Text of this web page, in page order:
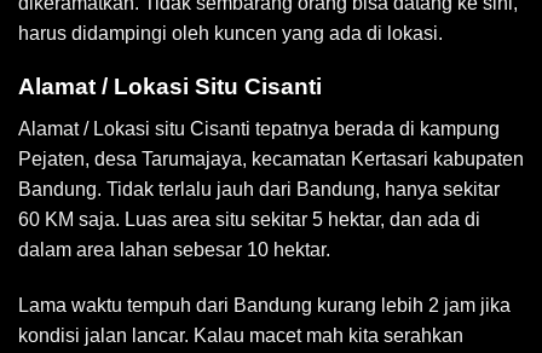
harus didampingi oleh kuncen yang ada di lokasi.
Alamat / Lokasi Situ Cisanti
Alamat / Lokasi situ Cisanti tepatnya berada di kampung
Pejaten, desa Tarumajaya, kecamatan Kertasari kabupaten
Bandung. Tidak terlalu jauh dari Bandung, hanya sekitar
60 KM saja. Luas area situ sekitar 5 hektar, dan ada di
dalam area lahan sebesar 10 hektar.
Lama waktu tempuh dari Bandung kurang lebih 2 jam jika
kondisi jalan lancar. Kalau macet mah kita serahkan